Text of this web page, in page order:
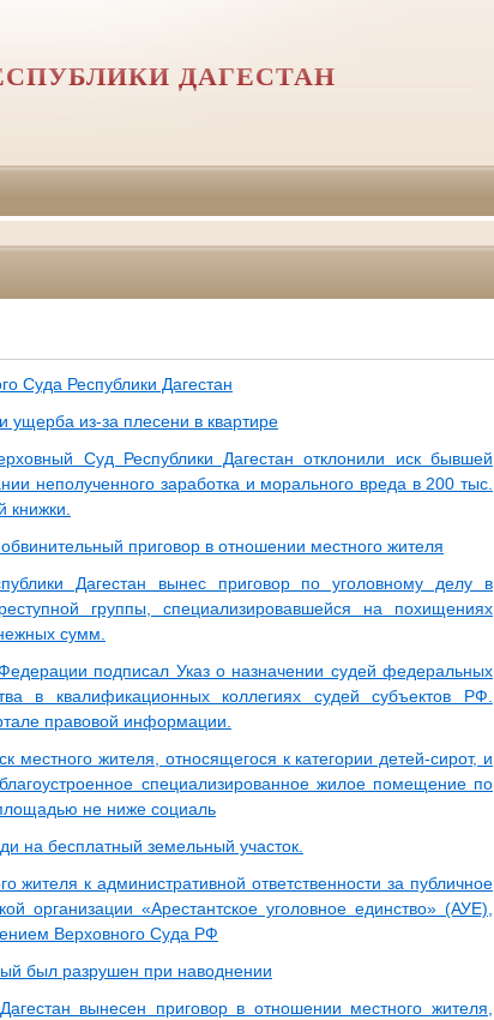
ДАГЕСТАН
Суда Республики Дагестан
из-за плесени в квартире
Суд Республики Дагестан отклонили иск бывшей
неполученного заработка и морального вреда в 200 тыс.
книжки.
приговор в отношении местного жителя
Дагестан вынес приговор по уголовному делу в
группы, специализировавшейся на похищениях
сумм.
подписал Указ о назначении судей федеральных
в квалификационных коллегиях судей субъектов РФ.
правовой информации.
местного жителя, относящегося к категории детей-сирот, и
специализированное жилое помещение по
не ниже социаль
на бесплатный земельный участок.
жителя к административной ответственности за публичное
организации «Арестантское уголовное единство» (АУЕ),
Верховного Суда РФ
был разрушен при наводнении
вынесен приговор в отношении местного жителя,